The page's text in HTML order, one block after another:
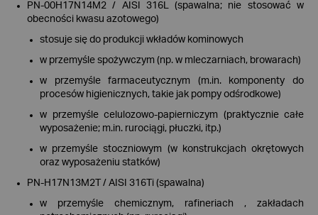
PN-00H17N14M2 / AISI 316L (spawalna; nie stosować w
obecności kwasu azotowego)
stosuje się do produkcji wkładów kominowych
w przemyśle spożywczym (np. w mleczarniach, browarach)
w przemyśle farmaceutycznym (m.in. komponenty do
procesów higienicznych, takie jak pompy odśrodkowe)
w przemyśle celulozowo-papierniczym (praktycznie całe
wyposażenie; m.in. rurociągi, płuczki, itp.)
w przemyśle stoczniowym (w konstrukcjach okrętowych
oraz wyposażeniu statków)
PN-H17N13M2T / AISI 316Ti (spawalna)
w przemyśle chemicznym, rafineriach , zakładach